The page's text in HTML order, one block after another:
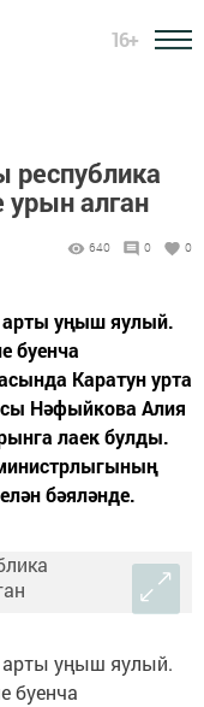
16+
республика
алган
640 0 0
арты уңыш яулый.
буенча
Каратун урта
Нәфыйкова Алия
лаек булды.
бәяләнде.
уңыш яулый.
буенча